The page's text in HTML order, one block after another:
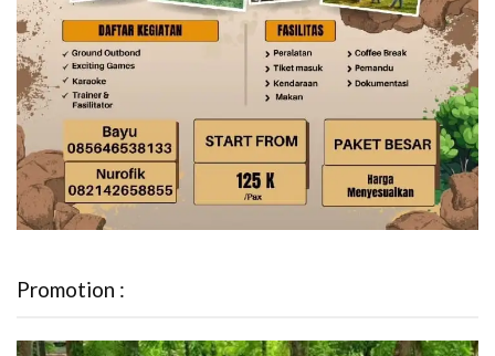
Promotion :